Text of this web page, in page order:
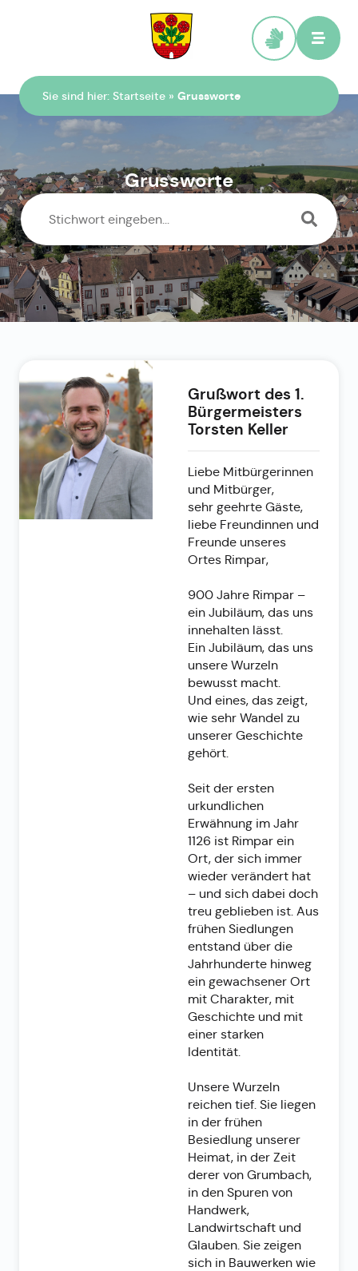
Sie sind hier: Startseite » Grussworte
Grussworte
Grußwort des 1.
Bürgermeisters
Torsten Keller
Liebe Mitbürgerinnen
und Mitbürger,
sehr geehrte Gäste,
liebe Freundinnen und
Freunde unseres
Ortes Rimpar,
900 Jahre Rimpar –
ein Jubiläum, das uns
innehalten lässt.
Ein Jubiläum, das uns
unsere Wurzeln
bewusst macht.
Und eines, das zeigt,
wie sehr Wandel zu
unserer Geschichte
gehört.
Seit der ersten
urkundlichen
Erwähnung im Jahr
1126 ist Rimpar ein
Ort, der sich immer
wieder verändert hat
– und sich dabei doch
treu geblieben ist. Aus
frühen Siedlungen
entstand über die
Jahrhunderte hinweg
ein gewachsener Ort
mit Charakter, mit
Geschichte und mit
einer starken
Identität.
Unsere Wurzeln
reichen tief. Sie liegen
in der frühen
Besiedlung unserer
Heimat, in der Zeit
derer von Grumbach,
in den Spuren von
Handwerk,
Landwirtschaft und
Glauben. Sie zeigen
sich in Bauwerken wie